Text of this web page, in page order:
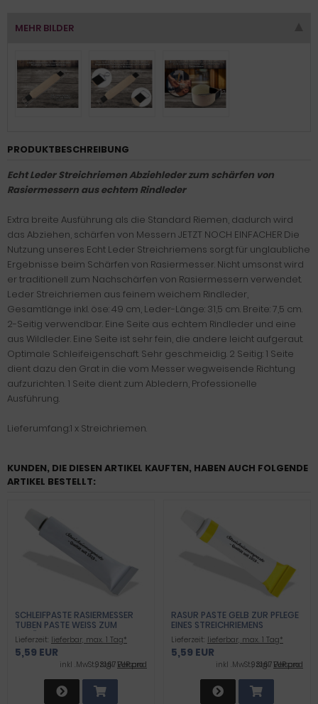
MEHR BILDER
PRODUKTBESCHREIBUNG
Echt Leder Streichriemen Abziehleder zum schärfen von
Rasiermessern aus echtem Rindleder
Extra breite Ausführung als die Standard Riemen, dadurch wird
das Abziehen, schärfen von Messern JETZT NOCH EINFACHER Die
Nutzung unseres Echt Leder Streichriemens sorgt für unglaubliche
Ergebnisse beim Schärfen von Rasiermesser. Nicht umsonst wird
er traditionell zum Nachschärfen von Rasiermessern verwendet.
Leder Streichriemen aus feinem weichem Rindleder,
Gesamtlänge inkl. öse: 49 cm, Leder-Länge: 31,5 cm. Breite: 7,5 cm.
2-Seitig verwendbar. Eine Seite aus echtem Rindleder und eine
aus Wildleder. Eine Seite ist sehr fein, die andere leicht aufgeraut.
Optimale Schleifeigenschaft. Sehr geschmeidig. 2 Seitig: 1 Seite
dient dazu den Grat in die vom Messer wegweisende Richtung
aufzurichten. 1 Seite dient zum Abledern, Professionelle
Ausführung.
Lieferumfang:1 x Streichriemen.
KUNDEN, DIE DIESEN ARTIKEL KAUFTEN, HABEN AUCH FOLGENDE
ARTIKEL BESTELLT:
SCHLEIFPASTE RASIERMESSER
TUBEN PASTE WEISS ZUM S
CHÄRFEN
Lieferzeit: lieferbar, max. 1 Tag*
5,59 EUR
931,67 EUR pro l
inkl .MwSt., zzgl.Versand
RASUR PASTE GELB ZUR PFLEGE
EINES STREICHRIEMENS
Lieferzeit: lieferbar, max. 1 Tag*
5,59 EUR
931,67 EUR pro l
inkl .MwSt., zzgl.Versand